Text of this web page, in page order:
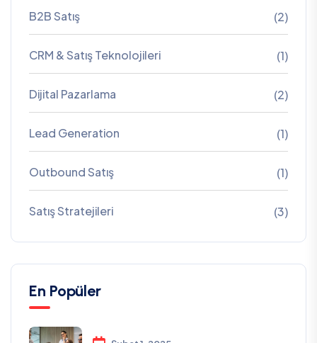
B2B Satış (2)
CRM & Satış Teknolojileri (1)
Dijital Pazarlama (2)
Lead Generation (1)
Outbound Satış (1)
Satış Stratejileri (3)
En Popüler